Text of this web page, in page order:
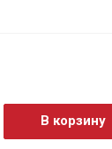
В корзину